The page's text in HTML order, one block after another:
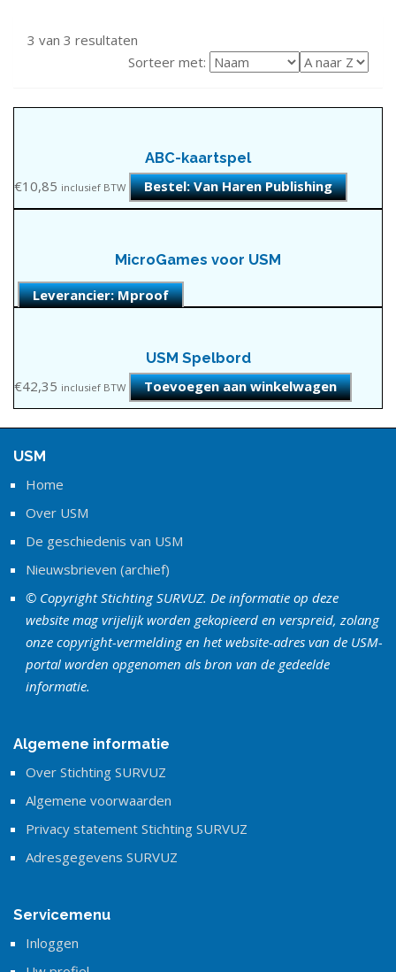
3 van 3 resultaten
Sorteer met:
ABC-kaartspel
€10,85 inclusief BTW Bestel: Van Haren Publishing
MicroGames voor USM
Leverancier: Mproof
USM Spelbord
€42,35 inclusief BTW Toevoegen aan winkelwagen
USM
Home
Over USM
De geschiedenis van USM
Nieuwsbrieven (archief)
© Copyright Stichting SURVUZ. De informatie op deze
website mag vrijelijk worden gekopieerd en verspreid, zolang
onze copyright-vermelding en het website-adres van de USM-
portal worden opgenomen als bron van de gedeelde
informatie.
Algemene informatie
Over Stichting SURVUZ
Algemene voorwaarden
Privacy statement Stichting SURVUZ
Adresgegevens SURVUZ
Servicemenu
Inloggen